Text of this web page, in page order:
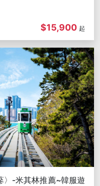
$15,900 起
〉-米其林推薦~韓服遊